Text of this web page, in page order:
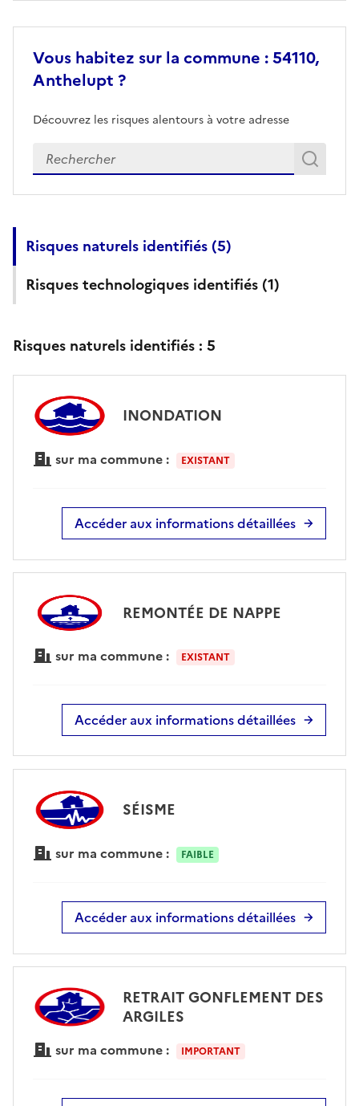
Vous habitez sur la commune : 54110,
Anthelupt ?
Découvrez les risques alentours à votre adresse
Veuillez renseigner votre adresse exacte
Risques naturels identifiés (5)
Risques technologiques identifiés (1)
Risques naturels identifiés : 5
INONDATION
sur ma commune : EXISTANT
Accéder aux informations détaillées
REMONTÉE DE NAPPE
sur ma commune : EXISTANT
Accéder aux informations détaillées
SÉISME
sur ma commune : FAIBLE
Accéder aux informations détaillées
RETRAIT GONFLEMENT DES
ARGILES
sur ma commune : IMPORTANT